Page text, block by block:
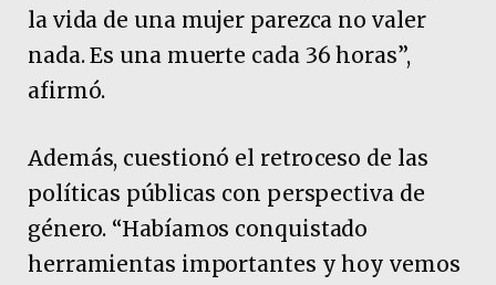
la vida de una mujer parezca no valer
nada. Es una muerte cada 36 horas”,
afirmó.
Además, cuestionó el retroceso de las
políticas públicas con perspectiva de
género. “Habíamos conquistado
herramientas importantes y hoy vemos